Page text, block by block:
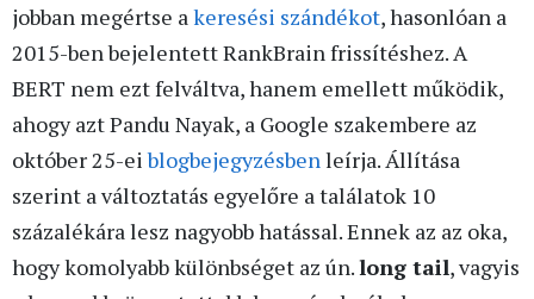
jobban megértse akeresési szándékot, hasonlóan a
2015-ben bejelentett RankBrain frissítéshez. A
BERT nem ezt felváltva, hanem emellett működik,
ahogy azt Pandu Nayak, a Google szakembere az
október 25-eiblogbejegyzésbenleírja. Állítása
szerint a változtatás egyelőre a találatok 10
százalékára lesz nagyobb hatással. Ennek az az oka,
hogy komolyabb különbséget az ún.long tail, vagyis